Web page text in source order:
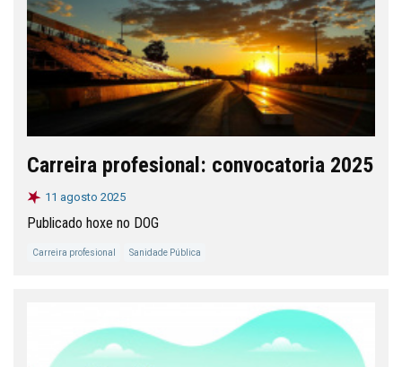
Carreira profesional: convocatoria 2025
11 agosto 2025
Publicado hoxe no DOG
Carreira profesional Sanidade Pública